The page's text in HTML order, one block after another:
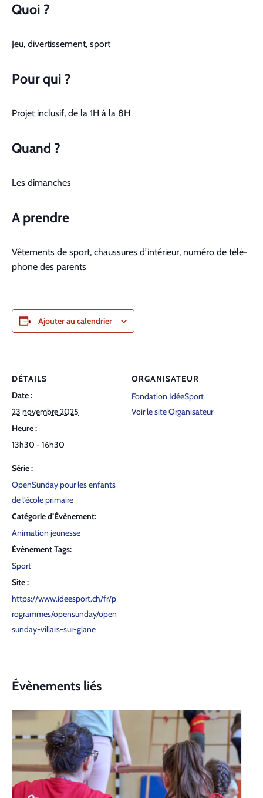
Quoi ?
Jeu, diver­tisse­ment, sport
Pour qui ?
Pro­jet inclusif, de la 1H à la 8H
Quand ?
Les dimanch­es
A pren­dre
Vête­ments de sport, chaus­sures d’intérieur, numéro de télé­
phone des par­ents
Ajouter au calendrier
DÉTAILS
Date :
23 novembre 2025
Heure :
13h30 - 16h30
Série :
Open­Sun­day pour les enfants
de l’é­cole pri­maire
Catégorie d’Évènement:
Animation jeunesse
Évènement Tags:
Sport
Site :
https://www.ideesport.ch/fr/p
rogrammes/opensunday/open
sunday-villars-sur-glane
ORGANISATEUR
Fondation IdéeSport
Voir le site Organisateur
Évènements liés